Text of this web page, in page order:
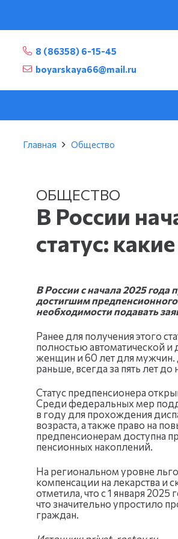
8 (86358) 6-15-45
boyarskaya66@mail.ru
Главная Общество
ОБЩЕСТВО
В России
статус:
В России с начала 2025 года
достигшим предпенсионного
необходимости подавать
Ранее для получения этого
полностью автоматической и
женщин и 60 лет для мужчин.
раньше, всегда за пять лет до
Статус предпенсионера
Среди федеральных мер
в году для прохождения
возраста, а также право на
предпенсионерам доступна
пенсионных накоплений.
На региональном уровне
компенсации на лекарства и
отметила, что с 1 января 2025
что значительно упростило
граждан.